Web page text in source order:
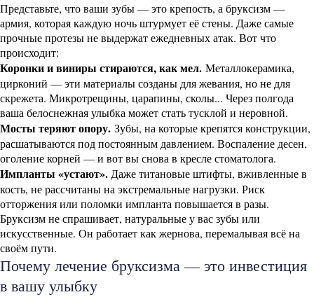
Представьте, что ваши зубы — это крепость, а бруксизм —
армия, которая каждую ночь штурмует её стены. Даже самые
прочные протезы не выдержат ежедневных атак. Вот что
происходит:
Коронки и виниры стираются, как мел. Металлокерамика,
цирконий — эти материалы созданы для жевания, но не для
скрежета. Микротрещины, царапины, сколы... Через полгода
ваша белоснежная улыбка может стать тусклой и неровной.
Мосты теряют опору. Зубы, на которые крепятся конструкции,
расшатываются под постоянным давлением. Воспаление десен,
оголение корней — и вот вы снова в кресле стоматолога.
Импланты «устают». Даже титановые штифты, вживленные в
кость, не рассчитаны на экстремальные нагрузки. Риск
отторжения или поломки импланта повышается в разы.
Бруксизм не спрашивает, натуральные у вас зубы или
искусственные. Он работает как жернова, перемалывая всё на
своём пути.
Почему лечение бруксизма — это инвестиция
в вашу улыбку